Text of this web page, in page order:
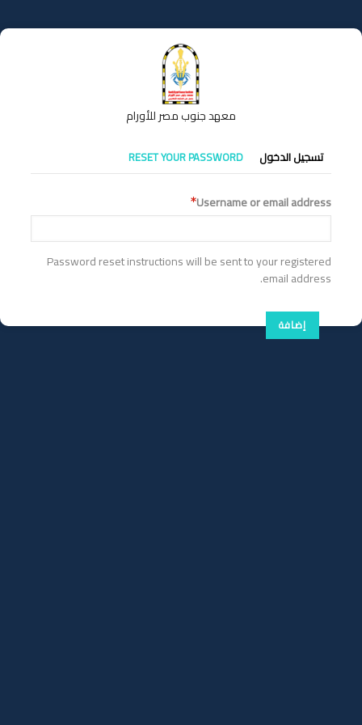
إلى
المحتوى
معهد جنوب مصر للأورام
التبويبات
الأساسية
تسجيل الدخول RESET YOUR PASSWORD
Username or email address
Password reset instructions will be sent to your registered
email address.